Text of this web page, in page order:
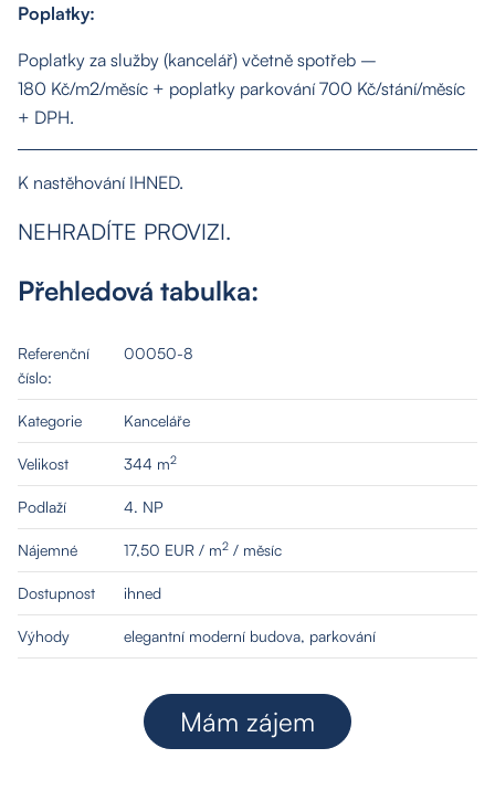
O nás
Nemovitosti
Služby
Poplatky:
Poplatky za služby (kancelář) včetně spotřeb –
180 Kč/m2/měsíc + poplatky parkování 700 Kč/stání/měsíc
+ DPH.
K nastěhování IHNED.
NEHRADÍTE PROVIZI.
Přehledová tabulka:
Referenční
číslo:
00050-8
Kategorie Kanceláře
Velikost 344 m2
Podlaží 4. NP
Nájemné 17,50 EUR / m2 / měsíc
Dostupnost ihned
Výhody elegantní moderní budova, parkování
Mám zájem